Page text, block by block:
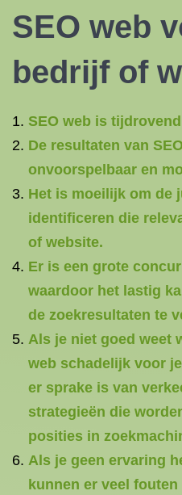
SEO web
bedrijf of
SEO web is
De resultaten van
onvoorspelbaar en
Het is moeilijk om de
identificeren die
of website.
Er is een grote
waardoor het lastig
de zoekresultaten te
Als je niet goed weet
web schadelijk voor
er sprake is van
strategieën die
posities in
Als je geen ervaring
kunnen er veel